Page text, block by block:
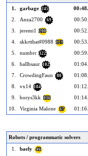
1.
garbage 245
2.
Anza2700 69
3.
jeremi1 200
4.
skkrtthat#0988 123
5.
numbrr 322
6.
ballbsaur 102
7.
CrowdingFaun 80
8.
vx14 184
9.
borys3kk 136
10.
Virginia Malone 67
Robots / programmatic solvers
1.
baely 46